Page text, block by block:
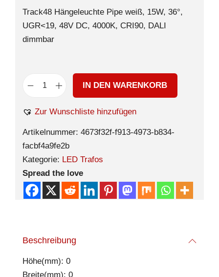
Track48 Hängeleuchte Pipe weiß, 15W, 36°,
UGR<19, 48V DC, 4000K, CRI90, DALI
dimmbar
IN DEN WARENKORB
Zur Wunschliste hinzufügen
Artikelnummer: 4673f32f-f913-4973-b834-
facbf4a9fe2b
Kategorie: LED Trafos
Spread the love
Beschreibung
Höhe(mm): 0
Breite(mm): 0